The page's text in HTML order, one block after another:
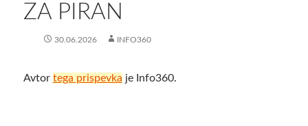
ZA PIRAN
30.06.2026 INFO360
Avtor tega prispevka je Info360.